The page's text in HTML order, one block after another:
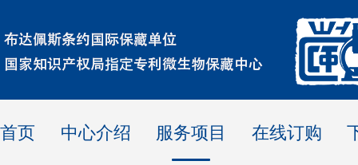
首页 中心介绍 服务项目 在线订购